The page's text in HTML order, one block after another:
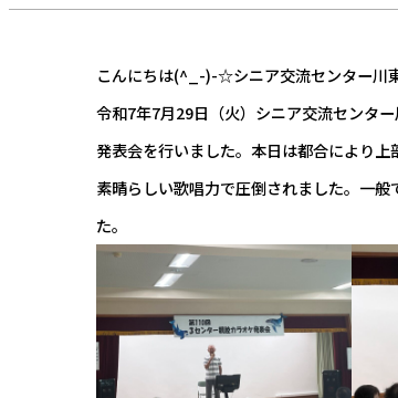
こんにちは(^_-)-☆シニア交流センター川
令和7年7月29日（火）シニア交流センタ
発表会を行いました。本日は都合により
素晴らしい歌唱力で圧倒されました。一
た。